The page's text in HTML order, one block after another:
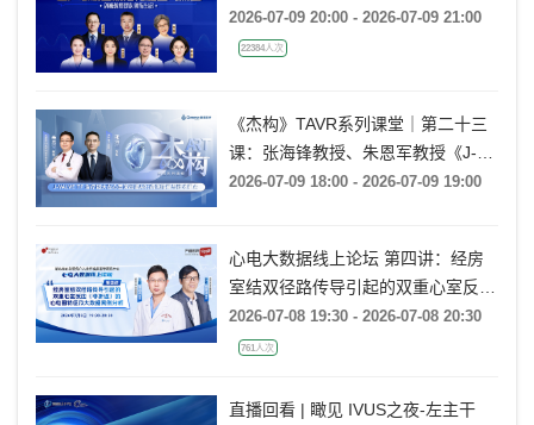
2026-07-09 20:00 - 2026-07-09 21:00
22384人次
《杰构》TAVR系列课堂｜第二十三
课：张海锋教授、朱恩军教授《J-
VALVE TF 治疗超大左心室流出道
2026-07-09 18:00 - 2026-07-09 19:00
心电大数据线上论坛 第四讲：经房
室结双径路传导引起的双重心室反应
(非折返)的心电图特征及大数据案例
分析
2026-07-08 19:30 - 2026-07-08 20:30
761人次
直播回看 | 瞰见 IVUS之夜-左主干